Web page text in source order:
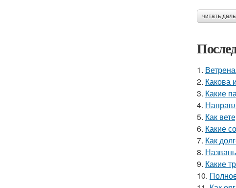
читать
1.
2. Какова
3. Какие
4.
5. Как
6. Какие
7. Как
8.
9. Какие
10.